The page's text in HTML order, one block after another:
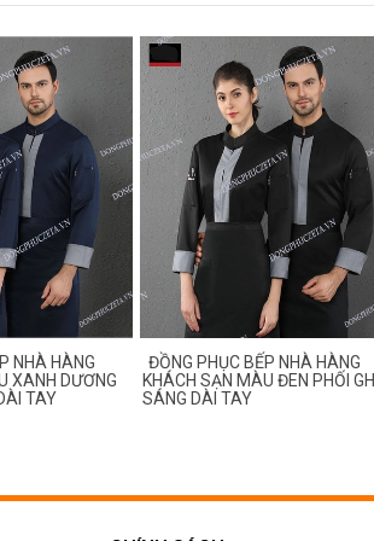
NHÀ HÀNG
XANH DƯƠNG
TAY
ĐỒNG PHỤC BẾP NHÀ HÀNG
KHÁCH SẠN MÀU ĐEN PHỐI GHI
SÁNG DÀI TAY